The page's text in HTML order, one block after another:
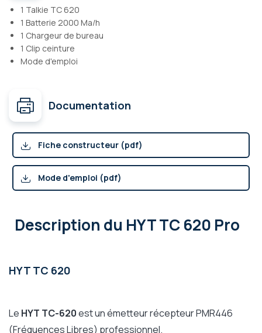
1 Talkie TC 620
1 Batterie 2000 Ma/h
1 Chargeur de bureau
1 Clip ceinture
Mode d'emploi
Documentation
Fiche constructeur (pdf)
Mode d'emploi (pdf)
Description du HYT TC 620 Pro
HYT TC 620
Le HYT TC-620est un émetteur récepteur PMR446
(Fréquences Libres) professionnel.